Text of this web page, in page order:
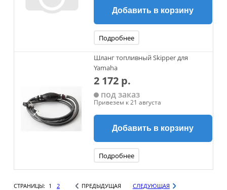
Добавить в корзину
Подробнее
Шланг топливный Skipper для
Yamaha
2 172 р.
под заказ
Привезем к 21 августа
Добавить в корзину
Подробнее
СТРАНИЦЫ: 1 2 ПРЕДЫДУЩАЯ СЛЕДУЮЩАЯ